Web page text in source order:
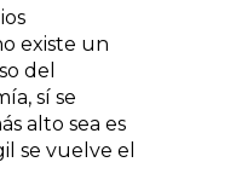
existe un
del
sí se
alto sea es
se vuelve el